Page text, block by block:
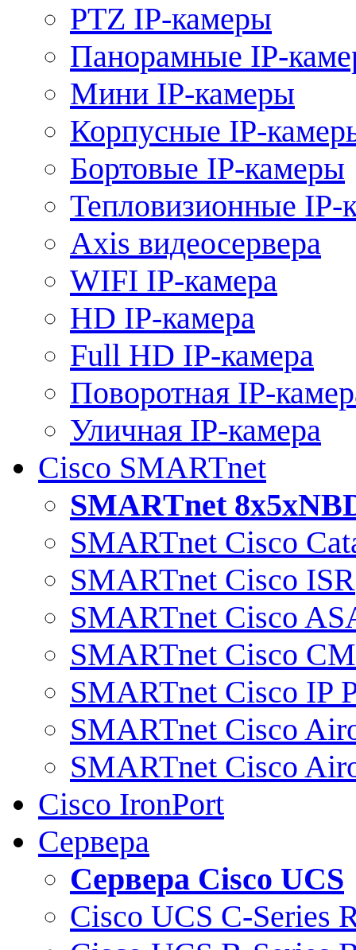
PTZ IP-камеры
Панорамные IP-
Мини IP-камеры
Корпусные IP-
Бортовые IP-камеры
Тепловизионные IP-
Axis видеосервера
WIFI IP-камера
HD IP-камера
Full HD IP-камера
Поворотная IP-
Уличная IP-камера
Cisco SMARTnet
SMARTnet
SMARTnet Cisco
SMARTnet Cisco ISR
SMARTnet Cisco
SMARTnet Cisco
SMARTnet Cisco IP
SMARTnet Cisco
SMARTnet Cisco
Cisco IronPort
Сервера
Сервера Cisco UCS
Cisco UCS C-Series